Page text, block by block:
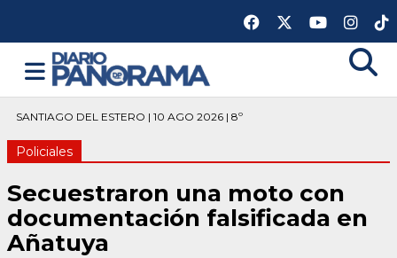
SANTIAGO DEL ESTERO | 10 AGO 2026 | 8º
Policiales
Secuestraron una moto con
documentación falsificada en
Añatuya